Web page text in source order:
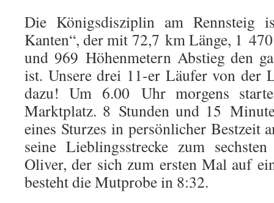
Die Königsdisziplin am Rennsteig
Kanten“, der mit 72,7 km Länge, 1
und 969 Höhenmetern Abstieg den
ist. Unsere drei 11-er Läufer von der
dazu! Um 6.00 Uhr morgens
Marktplatz. 8 Stunden und 15
eines Sturzes in persönlicher Bestzeit
seine Lieblingsstrecke zum
Oliver, der sich zum ersten Mal auf
besteht die Mutprobe in 8:32.